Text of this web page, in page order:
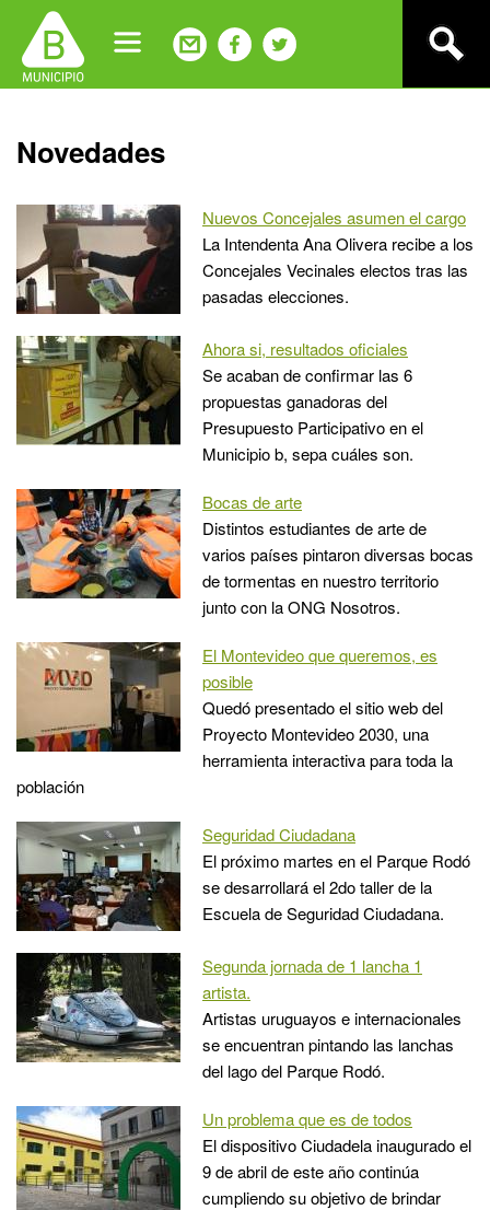
navigation
Back
to
Novedades
Nuevos Concejales asumen el cargo
La Intendenta Ana Olivera recibe a los
Concejales Vecinales electos tras las
pasadas elecciones.
Ahora si, resultados oficiales
Se acaban de confirmar las 6
propuestas ganadoras del
Presupuesto Participativo en el
Municipio b, sepa cuáles son.
Bocas de arte
Distintos estudiantes de arte de
varios países pintaron diversas bocas
de tormentas en nuestro territorio
junto con la ONG Nosotros.
El Montevideo que queremos, es
posible
Quedó presentado el sitio web del
Proyecto Montevideo 2030, una
herramienta interactiva para toda la
población
Seguridad Ciudadana
El próximo martes en el Parque Rodó
se desarrollará el 2do taller de la
Escuela de Seguridad Ciudadana.
Segunda jornada de 1 lancha 1
artista.
Artistas uruguayos e internacionales
se encuentran pintando las lanchas
del lago del Parque Rodó.
Un problema que es de todos
El dispositivo Ciudadela inaugurado el
9 de abril de este año continúa
cumpliendo su objetivo de brindar